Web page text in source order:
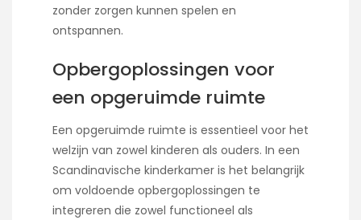
zonder zorgen kunnen spelen en
ontspannen.
Opbergoplossingen voor
een opgeruimde ruimte
Een opgeruimde ruimte is essentieel voor het
welzijn van zowel kinderen als ouders. In een
Scandinavische kinderkamer is het belangrijk
om voldoende opbergoplossingen te
integreren die zowel functioneel als